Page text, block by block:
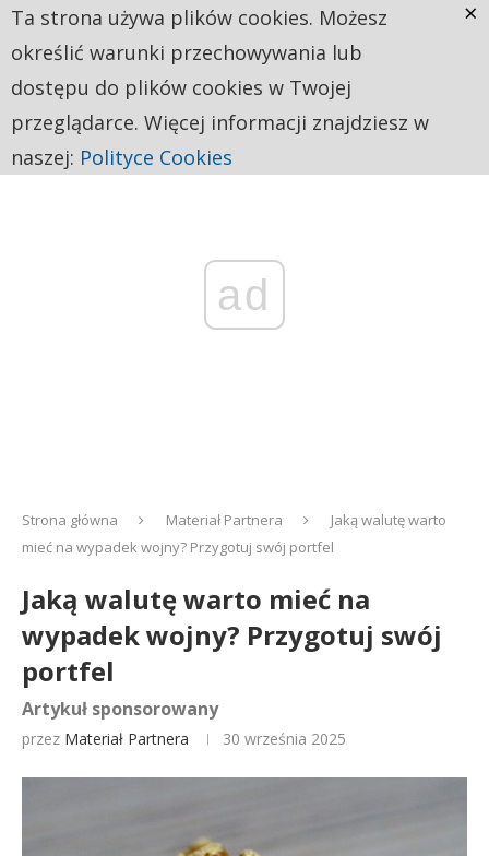
ad
Strona główna Materiał Partnera
Jaką walutę warto
mieć na wypadek wojny? Przygotuj swój portfel
Jaką walutę warto mieć na
wypadek wojny? Przygotuj swój
portfel
Artykuł sponsorowany
przez Materiał Partnera 30 września 2025
Ta strona używa plików cookies. Możesz
określić warunki przechowywania lub
dostępu do plików cookies w Twojej
przeglądarce. Więcej informacji znajdziesz w
naszej: Polityce Cookies
×